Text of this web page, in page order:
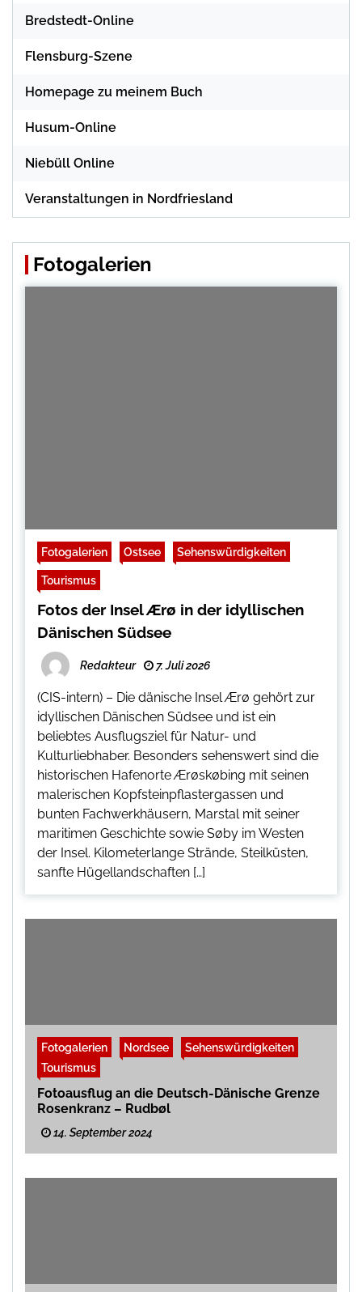
Bredstedt-Online
Flensburg-Szene
Homepage zu meinem Buch
Husum-Online
Niebüll Online
Veranstaltungen in Nordfriesland
Fotogalerien
Fotogalerien Ostsee Sehenswürdigkeiten
Tourismus
Fotos der Insel Ærø in der idyllischen
Dänischen Südsee
Redakteur 7. Juli 2026
(CIS-intern) – Die dänische Insel Ærø gehört zur
idyllischen Dänischen Südsee und ist ein
beliebtes Ausflugsziel für Natur- und
Kulturliebhaber. Besonders sehenswert sind die
historischen Hafenorte Ærøskøbing mit seinen
malerischen Kopfsteinpflastergassen und
bunten Fachwerkhäusern, Marstal mit seiner
maritimen Geschichte sowie Søby im Westen
der Insel. Kilometerlange Strände, Steilküsten,
sanfte Hügellandschaften […]
Fotogalerien Nordsee
Sehenswürdigkeiten
Tourismus
Fotoausflug an die Deutsch-Dänische Grenze
Rosenkranz – Rudbøl
14. September 2024